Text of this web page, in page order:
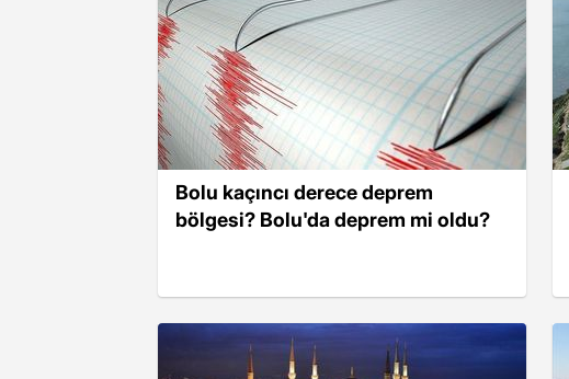
Bolu kaçıncı derece deprem
bölgesi? Bolu'da deprem mi oldu?